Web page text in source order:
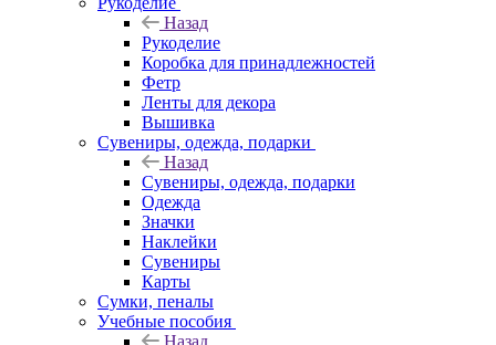
Назад
Рукоделие
Коробка для принадлежностей
Фетр
Ленты для декора
Вышивка
Сувениры, одежда, подарки
Назад
Сувениры, одежда, подарки
Одежда
Значки
Наклейки
Сувениры
Карты
Сумки, пеналы
Учебные пособия
Назад